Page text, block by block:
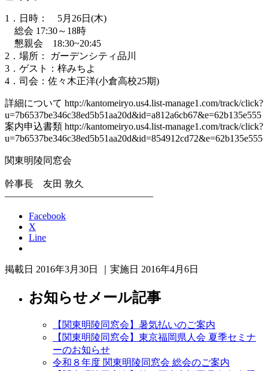
1．日時： 5月26日(木)
総会 17:30～18時
懇親会 18:30~20:45
2．場所： ガーデンシティ品川
3．ゲスト：梓みちよ
4．司会：佐々木正洋(小倉高校25期)
詳細について http://kantomeiryo.us4.list-manage1.com/track/click?
u=7b6537be346c38ed5b51aa20d&id=a812a6cb67&e=62b135e555
案内申込書類 http://kantomeiryo.us4.list-manage1.com/track/click?
u=7b6537be346c38ed5b51aa20d&id=854912cd72&e=62b135e555
関東明陵同窓会
幹事長 友田 敦久
———————————————–
Facebook
X
Line
掲載日 2016年3月30日 ｜実施日 2016年4月6日
お知らせメール記事
【関東明陵同窓会】暑気払いのご案内
【関東明陵同窓会】東京福岡県人会 夏季セミナ
ーのお知らせ
令和８年度 関東明陵同窓会 総会のご案内